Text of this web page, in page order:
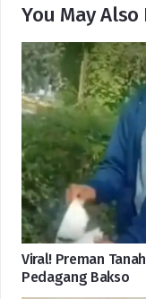
You May Also
Viral! Preman
Pedagang Bakso